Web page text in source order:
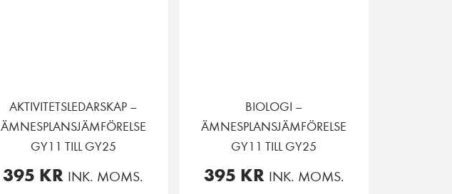
AKTIVITETSLEDARSKAP –
ÄMNESPLANSJÄMFÖRELSE
GY11 TILL GY25
395 KR INK. MOMS.
BIOLOGI –
ÄMNESPLANSJÄMFÖRELSE
GY11 TILL GY25
395 KR INK. MOMS.